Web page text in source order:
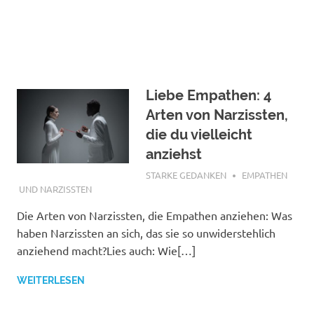
Liebe Empathen: 4
Arten von Narzissten,
die du vielleicht
anziehst
JANUAR 2, 2022
STARKE GEDANKEN
EMPATHEN
UND NARZISSTEN
Die Arten von Narzissten, die Empathen anziehen: Was
haben Narzissten an sich, das sie so unwiderstehlich
anziehend macht?Lies auch: Wie[…]
WEITERLESEN